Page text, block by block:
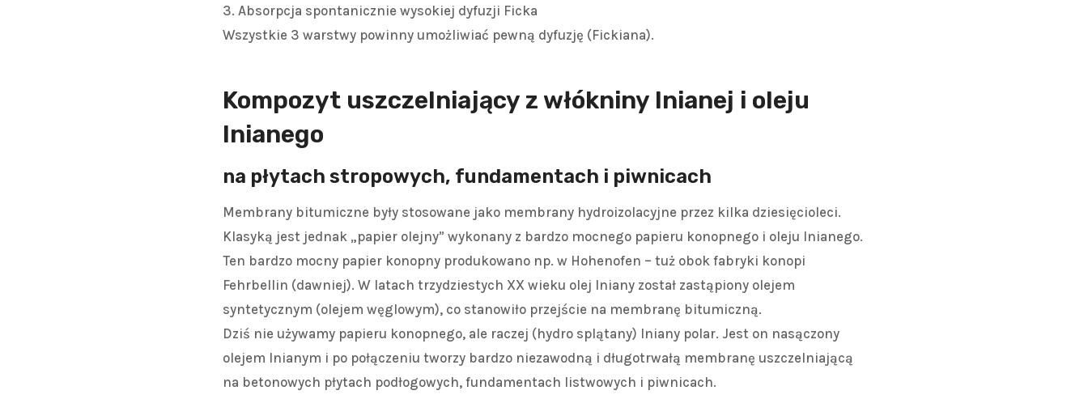
3. Absorpcja spontanicznie wysokiej dyfuzji Ficka
Wszystkie 3 warstwy powinny umożliwiać pewną dyfuzję (Fickiana).
Kompozyt uszczelniający z włókniny lnianej i oleju
lnianego
na płytach stropowych, fundamentach i piwnicach
Membrany bitumiczne były stosowane jako membrany hydroizolacyjne przez kilka dziesięcioleci.
Klasyką jest jednak „papier olejny” wykonany z bardzo mocnego papieru konopnego i oleju lnianego.
Ten bardzo mocny papier konopny produkowano np. w Hohenofen – tuż obok fabryki konopi
Fehrbellin (dawniej). W latach trzydziestych XX wieku olej lniany został zastąpiony olejem
syntetycznym (olejem węglowym), co stanowiło przejście na membranę bitumiczną.
Dziś nie używamy papieru konopnego, ale raczej (hydro splątany) lniany polar. Jest on nasączony
olejem lnianym i po połączeniu tworzy bardzo niezawodną i długotrwałą membranę uszczelniającą
na betonowych płytach podłogowych, fundamentach listwowych i piwnicach.